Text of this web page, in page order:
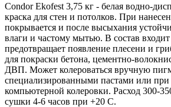
Condor Ekofest 3,75 кг - белая водно-
краска для стен и потолков. При
покрывается и после высыхания
влаги и частому мытью. В состав
предотвращает появление плесени и
для покраски бетона, цементно-
ДВП. Может колероваться вручную
специализированными пастами или
компьютерной колеровки. Расход 300-
сушки 4-6 часов при +20 С.